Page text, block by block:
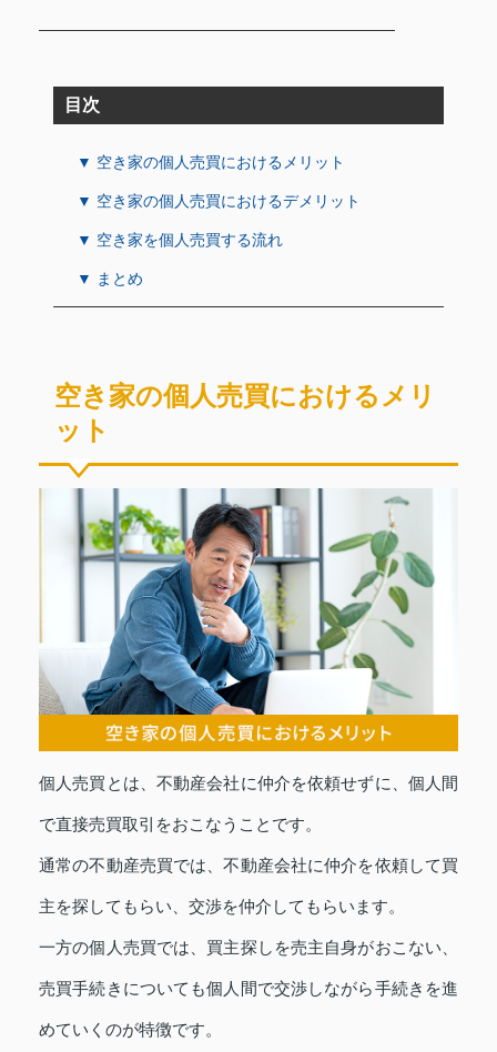
目次
▼ 空き家の個人売買におけるメリット
▼ 空き家の個人売買におけるデメリット
▼ 空き家を個人売買する流れ
▼ まとめ
空き家の個人売買におけるメリ
ット
個人売買とは、不動産会社に仲介を依頼せずに、個人間
で直接売買取引をおこなうことです。
通常の不動産売買では、不動産会社に仲介を依頼して買
主を探してもらい、交渉を仲介してもらいます。
一方の個人売買では、買主探しを売主自身がおこない、
売買手続きについても個人間で交渉しながら手続きを進
めていくのが特徴です。